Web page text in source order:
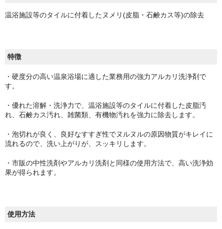
温浴施設等のタイルに付着したヌメリ(皮脂・石鹸カス等)の除去
特徴
・硬度分の高い温泉浴場に適した業務用の強力アルカリ洗浄剤で
す。
・優れた溶解・洗浄力で、温浴施設等のタイルに付着した皮脂汚
れ、石鹸カス汚れ、雑菌類、有機物汚れを強力に除去します。
・泡切れが良く、良好なすすぎ性でヌルヌルの原因物質がキレイに
流れるので、洗い上がりが、スッキリします。
・市販の中性洗剤やアルカリ洗剤と同様の使用方法で、高い洗浄効
果が得られます。
使用方法